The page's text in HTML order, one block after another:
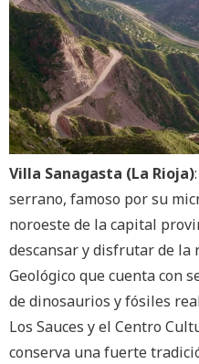
Villa Sanagasta (La Rioja)
serrano, famoso por su
noroeste de la capital
descansar y disfrutar de la
Geológico que cuenta con
de dinosaurios y fósiles
Los Sauces y el Centro
conserva una fuerte